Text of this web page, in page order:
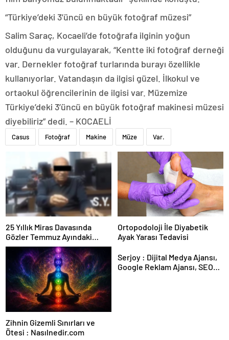
“Türkiye’deki 3’üncü en büyük fotoğraf müzesi”
Salim Saraç, Kocaeli’de fotoğrafa ilginin yoğun
olduğunu da vurgulayarak, “Kentte iki fotoğraf derneği
var. Dernekler fotoğraf turlarında burayı özellikle
kullanıyorlar. Vatandaşın da ilgisi güzel. İlkokul ve
ortaokul öğrencilerinin de ilgisi var. Müzemize
Türkiye’deki 3’üncü en büyük fotoğraf makinesi müzesi
diyebiliriz” dedi. – KOCAELİ
Casus Fotoğraf Makine Müze Var.
25 Yıllık Miras Davasında
Gözler Temmuz Ayındaki
Karar Duruşmasına Çevrildi
Ortopodoloji İle Diyabetik
Ayak Yarası Tedavisi
Zihnin Gizemli Sınırları ve
Ötesi : Nasılnedir.com
Serjoy : Dijital Medya Ajansı,
Google Reklam Ajansı, SEO